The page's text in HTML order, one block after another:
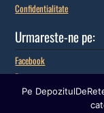
Confidentialitate
Urmareste-ne pe:
Facebook
Pinterest
Google+
Pe